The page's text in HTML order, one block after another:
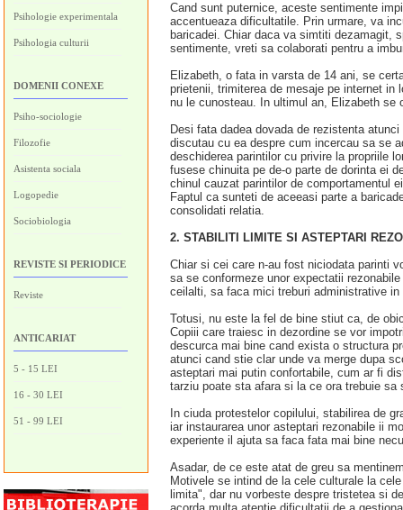
Psihologie experimentala
Psihologia culturii
DOMENII CONEXE
Psiho-sociologie
Filozofie
Asistenta sociala
Logopedie
Sociobiologia
REVISTE SI PERIODICE
Reviste
ANTICARIAT
5 - 15 LEI
16 - 30 LEI
51 - 99 LEI
Cand sunt puternice, aceste sentimente
accentueaza dificultatile. Prin urmare, va
baricadei. Chiar daca va simtiti dezamagit,
sentimente, vreti sa colaborati pentru a
Elizabeth, o fata in varsta de 14 ani, se
prietenii, trimiterea de mesaje pe internet in
nu le cunosteau. In ultimul an, Elizabeth se
Desi fata dadea dovada de rezistenta
discutau cu ea despre cum incercau sa se
deschiderea parintilor cu privire la propriile
fusese chinuita pe de-o parte de dorinta ei
chinul cauzat parintilor de comportamentul
Faptul ca sunteti de aceeasi parte a
consolidati relatia.
2. STABILITI LIMITE SI ASTEPTARI
Chiar si cei care n-au fost niciodata parinti
sa se conformeze unor expectatii
ceilalti, sa faca mici treburi administrative
Totusi, nu este la fel de bine stiut ca, de
Copiii care traiesc in dezordine se vor
descurca mai bine cand exista o structura
atunci cand stie clar unde va merge dupa
asteptari mai putin confortabile, cum ar fi
tarziu poate sta afara si la ce ora trebuie sa
In ciuda protestelor copilului, stabilirea de
iar instaurarea unor asteptari rezonabile ii
experiente il ajuta sa faca fata mai bine
Asadar, de ce este atat de greu sa
Motivele se intind de la cele culturale la
limita", dar nu vorbeste despre tristetea si